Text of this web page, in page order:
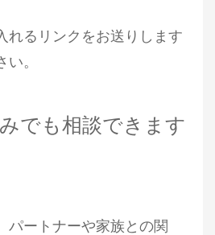
れるリンクをお送りします
。
でも相談できます
パートナーや家族との関